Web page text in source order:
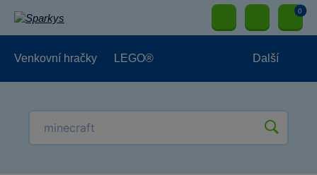
0
Venkovní hračky LEGO® Další